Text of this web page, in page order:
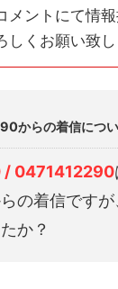
メントにて情
しくお願い致し
からの着信につい
0471412290
の着信です
か？